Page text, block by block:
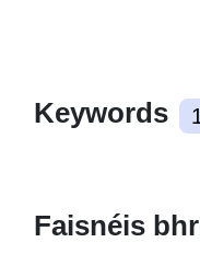
Keywords
Faisnéis